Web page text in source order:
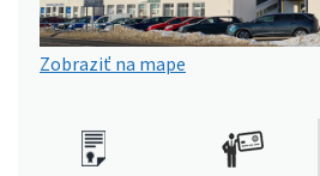
Zobraziť na mape